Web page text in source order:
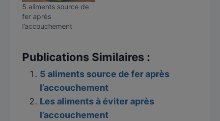
5 aliments source de
fer après
l’accouchement
Publications Similaires :
5 aliments source de fer après
l’accouchement
Les aliments à éviter après
l’accouchement